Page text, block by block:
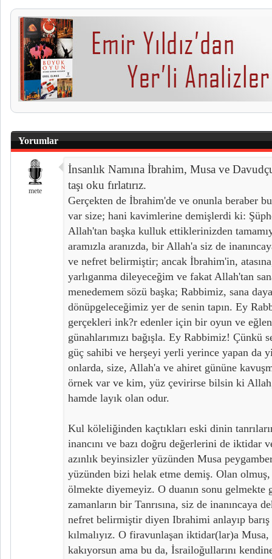
Yorumlar
mete
İnsanlık Namına İbrahim, Musa ve
taşı oku fırlatırız.
Gerçekten de İbrahim'de ve onunla beraber
var size; hani kavimlerine demişlerdi ki:
Allah'tan başka kulluk ettiklerinizden
aramızla aranızda, bir Allah'a siz de
ve nefret belirmiştir; ancak İbrahim'in,
yarlıganma dileyeceğim ve fakat Allah'tan
menedemem sözü başka; Rabbimiz, sana
dönüpgeleceğimiz yer de senin tapın. Ey
gerçekleri ink?r edenler için bir oyun ve
günahlarımızı bağışla. Ey Rabbimiz! Çünkü
güç sahibi ve herşeyi yerli yerince yapan da
onlarda, size, Allah'a ve ahiret gününe
örnek var ve kim, yüz çevirirse bilsin ki
hamde layık olan odur.
Kul köleliğinden kaçtıkları eski dinin
inancını ve bazı doğru değerlerini de iktidar
azınlık beyinsizler yüzünden Musa
yüzünden bizi helak etme demiş. Olan
ölmekte diyemeyiz. O duanın sonu
zamanların bir Tanrısına, siz de inanıncaya
nefret belirmiştir diyen Ibrahimi anlayıp
kılmalıyız. O firavunlaşan iktidar(lar)a
kakıyorsun ama bu da, İsrailoğullarını